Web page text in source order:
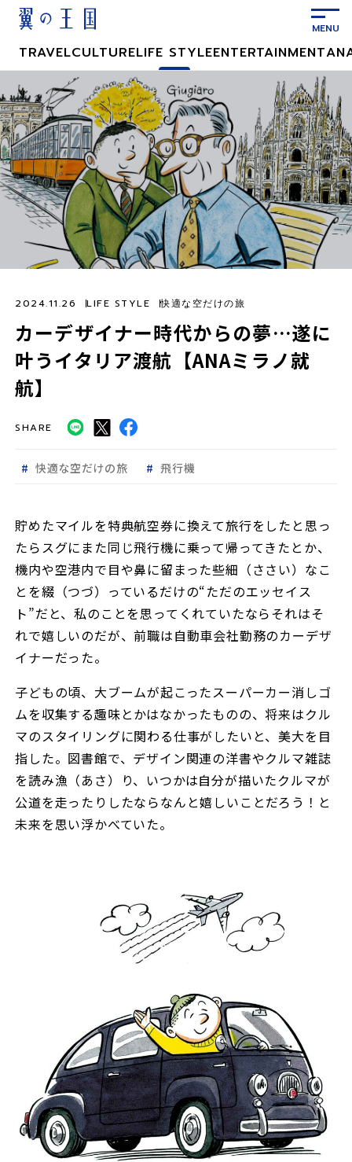
テ
ン
ツ
に
ス
キ
TRAVELCULTURELIFE STYLEENTERTAINMENT
カーデザイナー時代からの夢…遂に
叶うイタリア渡航【ANAミラノ就
航】
2024.11.26 LIFE STYLE 快適な空だけの旅
SHARE
快適な空だけの旅 飛行機
貯めたマイルを特典航空券に換えて旅行をしたと思っ
たらスグにまた同じ飛行機に乗って帰ってきたとか、
機内や空港内で目や鼻に留まった些細（ささい）なこ
とを綴（つづ）っているだけの“ただのエッセイス
ト”だと、私のことを思ってくれていたならそれはそ
れで嬉しいのだが、前職は自動車会社勤務のカーデザ
イナーだった。
子どもの頃、大ブームが起こったスーパーカー消しゴ
ムを収集する趣味とかはなかったものの、将来はクル
マのスタイリングに関わる仕事がしたいと、美大を目
指した。図書館で、デザイン関連の洋書やクルマ雑誌
を読み漁（あさ）り、いつかは自分が描いたクルマが
公道を走ったりしたならなんと嬉しいことだろう！と
未来を思い浮かべていた。